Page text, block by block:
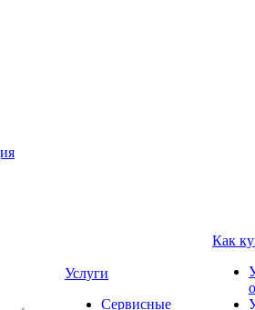
Услуги
Сервисные
Как